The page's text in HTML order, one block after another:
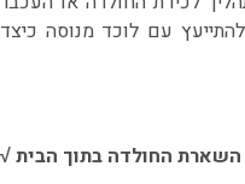
עם לוכד מנוסה כיצד
השארת החולדה בתוך הבית